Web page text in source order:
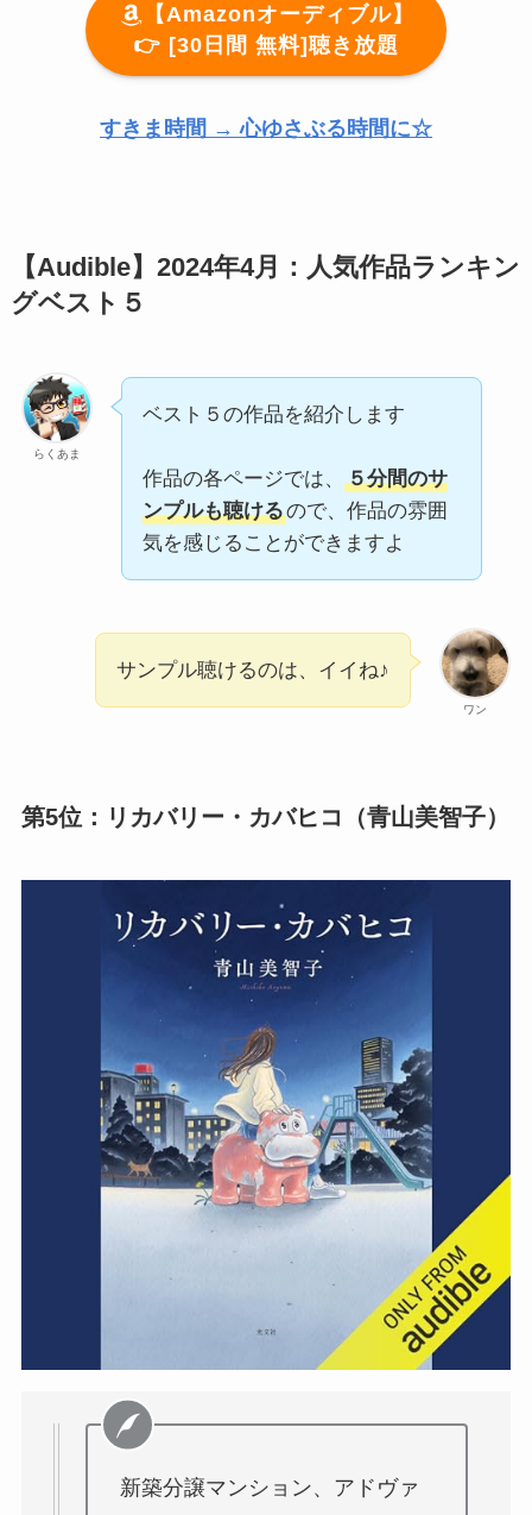
【Amazonオーディブル】
👉️ [30日間 無料]聴き放題
すきま時間 → 心ゆさぶる時間に☆
【Audible】2024年4月：人気作品ランキン
グベスト５
らくあま
ベスト５の作品を紹介します
作品の各ページでは、
５分間のサ
ンプルも聴けるので、作品の雰囲
気を感じることができますよ
ワン
サンプル聴けるのは、イイね♪
第5位：リカバリー・カバヒコ（青山美智子）
新築分譲マンション、アドヴァ